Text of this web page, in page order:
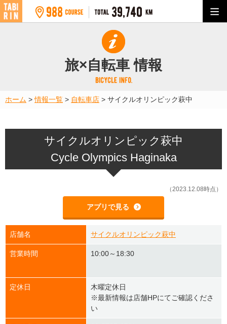
旅×自転車 情報
ホーム >情報一覧 > 自転車店 > サイクルオリンピック萩中
サイクルオリンピック萩中
Cycle Olympics Haginaka
（2023.12.08時点）
アプリで見る
店舗名 サイクルオリンピック萩中
営業時間 10:00～18:30
定休日
木曜定休日
※最新情報は店舗HPにてご確認くださ
い